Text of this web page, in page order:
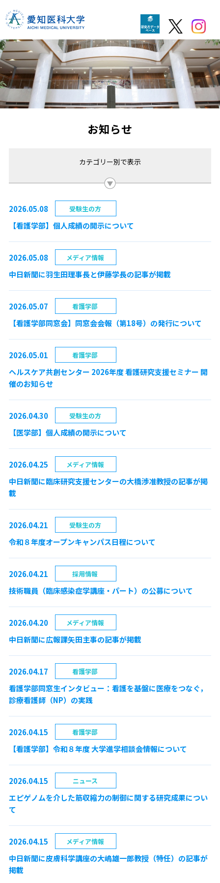
お知らせ
カテゴリー別で表示
2026.05.08 受験生の方
【看護学部】個人成績の開示について
2026.05.08 メディア情報
中日新聞に羽生田理事長と伊藤学長の記事が掲載
2026.05.07 看護学部
【看護学部同窓会】同窓会会報（第18号）の発行について
2026.05.01 看護学部
ヘルスケア共創センター 2026年度 看護研究支援セミナー 開
催のお知らせ
2026.04.30 受験生の方
【医学部】個人成績の開示について
2026.04.25 メディア情報
中日新聞に臨床研究支援センターの大橋渉准教授の記事が掲
載
2026.04.21 受験生の方
令和８年度オープンキャンパス日程について
2026.04.21 採用情報
技術職員（臨床感染症学講座・パート）の公募について
2026.04.20 メディア情報
中日新聞に広報課矢田主事の記事が掲載
2026.04.17 看護学部
看護学部同窓生インタビュー：看護を基盤に医療をつなぐ，
診療看護師（NP）の実践
2026.04.15 看護学部
【看護学部】令和８年度 大学進学相談会情報について
2026.04.15 ニュース
エピゲノムを介した筋収縮力の制御に関する研究成果につい
て
2026.04.15 メディア情報
中日新聞に皮膚科学講座の大嶋雄一郎教授（特任）の記事が
掲載